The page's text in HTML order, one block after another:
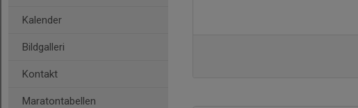
Kalender
Bildgalleri
Kontakt
Maratontabellen